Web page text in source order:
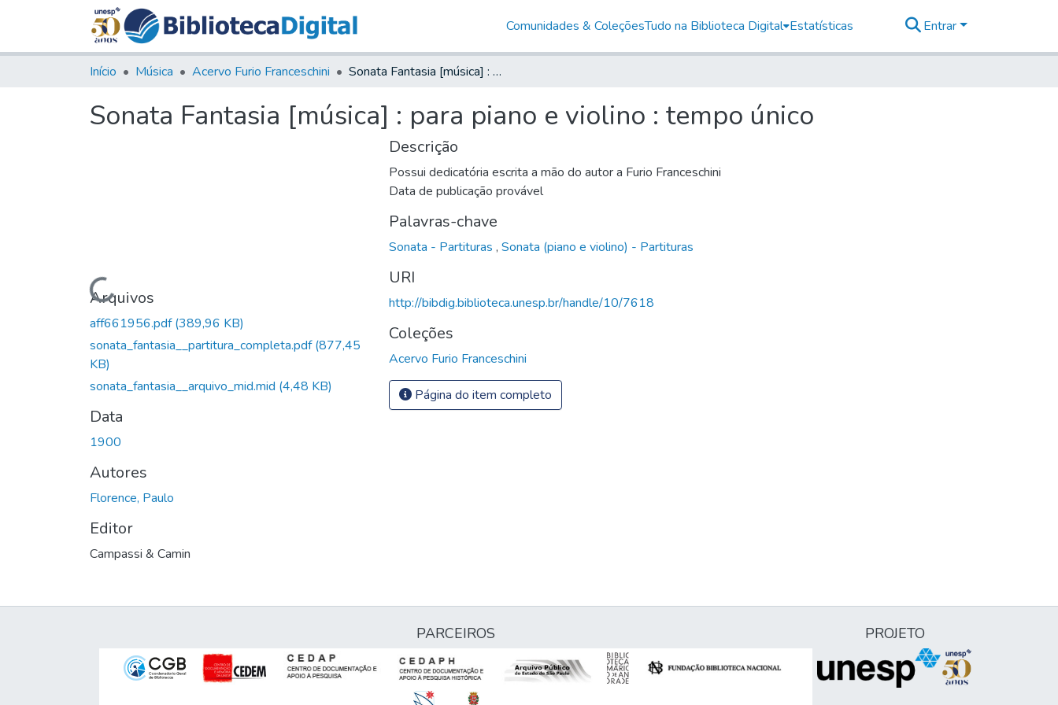
Comunidades & ColeçõesTudo na Biblioteca Digital Estatísticas Entrar
Início Música Acervo Furio Franceschini Sonata Fantasia [música] : para piano e violino : tempo único
Sonata Fantasia [música] : para piano e violino : tempo único
Carregando...
Arquivos
aff661956.pdf(389,96 KB)
sonata_fantasia__partitura_completa.pdf(877,45
KB)
sonata_fantasia__arquivo_mid.mid (4,48 KB)
Data
1900
Autores
Florence, Paulo
Editor
Campassi & Camin
Descrição
Possui dedicatória escrita a mão do autor a Furio Franceschini
Data de publicação provável
Palavras-chave
Sonata - Partituras , Sonata (piano e violino) - Partituras
URI
http://bibdig.biblioteca.unesp.br/handle/10/7618
Coleções
Acervo Furio Franceschini
Página do item completo
PARCEIROS PROJETO